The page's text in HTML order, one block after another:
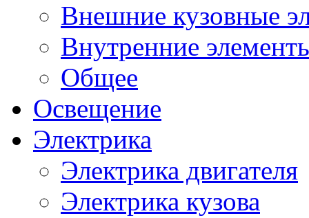
Внешние кузовные
Внутренние
Общее
Освещение
Электрика
Электрика двигателя
Электрика кузова